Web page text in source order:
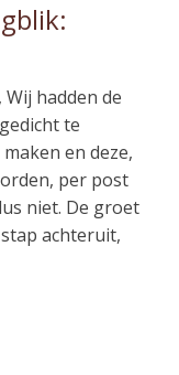
hadden de
te
en deze,
per post
niet. De groet
achteruit,